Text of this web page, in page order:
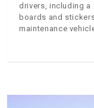
drivers, including
boards and
maintenance